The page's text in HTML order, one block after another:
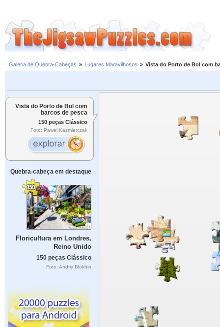
Galeria de Quebra-Cabeças » Lugares Maravilhosos » Vista do Porto de Bol com
Vista do Porto de Bol com
barcos de pesca
150 peças Clássico
Foto: Pawel Kazmierczak
Quebra-cabeça em destaque
Floricultura em Londres,
Reino Unido
150 peças Clássico
Foto: Andriy Blokhin